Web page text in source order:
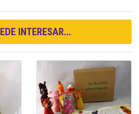
INTERESAR...